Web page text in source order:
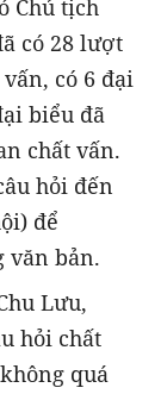
Chủ tịch
có 28 lượt
có 6 đại
biểu đã
chất vấn.
hỏi đến
để
văn bản.
Lưu,
hỏi chất
quá